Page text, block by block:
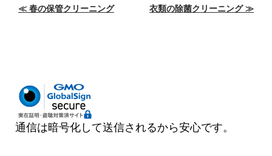
≪ 春の保管クリーニング 衣類の除菌クリーニング≫
通信は暗号化して送信されるから安心です。